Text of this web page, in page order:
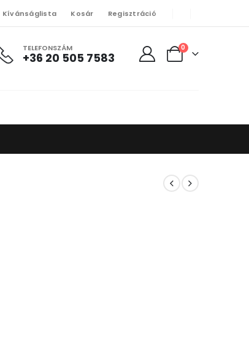
Kívánságlista Kosár Regisztráció
TELEFONSZÁM
+36 20 505 7583
0